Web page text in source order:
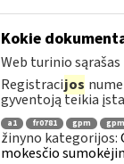
Kokie
Web turinio sąrašas
Registracijos
gyventoją teikia
a1 fr0781 gpm
žinyno kategorijos:
mokesčio